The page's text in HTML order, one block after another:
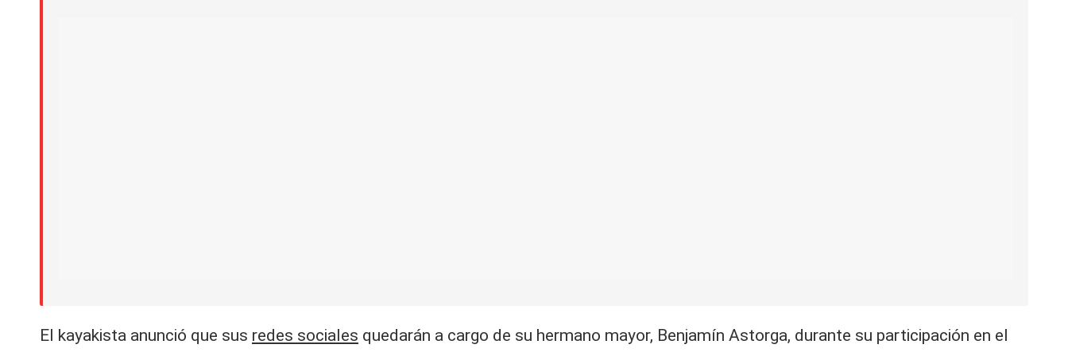
El kayakista anunció que sus redes sociales quedarán a cargo de su hermano mayor, Benjamín Astorga, durante su participación en el